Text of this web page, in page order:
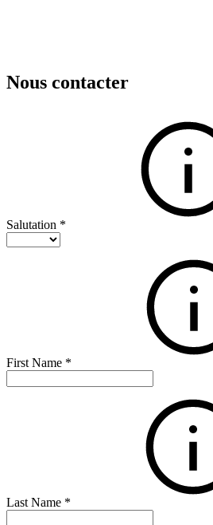
Nous contacter
Salutation *
First Name *
Last Name *